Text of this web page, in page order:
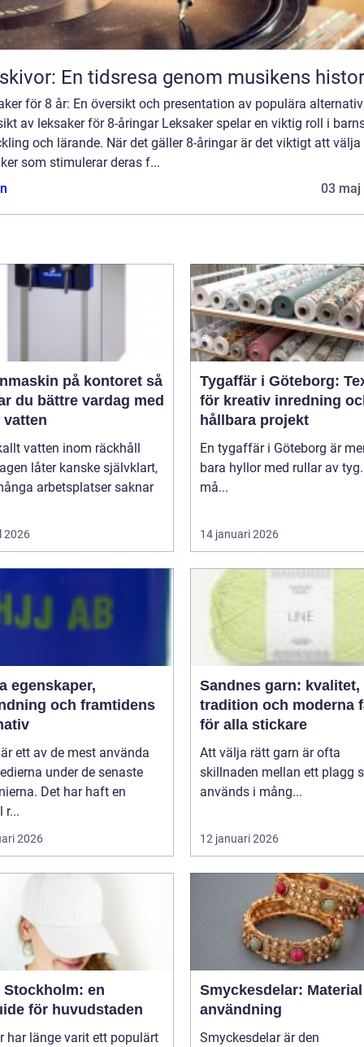
En tidsresa genom musikens
för 8 år: En översikt och presentation av populära alternativ
av leksaker för 8-åringar Leksaker spelar en viktig roll i
och lärande. När det gäller 8-åringar är det viktigt att välja
som stimulerar deras f...
03 maj
på kontoret så
du bättre vardag med
vatten inom räckhåll
låter kanske självklart,
arbetsplatser saknar
2026
Tygaffär i Göteborg:
för kreativ inredning
hållbara projekt
En tygaffär i Göteborg är
bara hyllor med rullar av
må...
14 januari 2026
och framtidens
ett av de mest använda
under de senaste
Det har haft en
r...
2026
Sandnes garn: kvalitet,
tradition och moderna
för alla stickare
Att välja rätt garn är ofta
skillnaden mellan ett plagg
används i mång...
12 januari 2026
Stockholm: en
för huvudstaden
har länge varit ett populärt
Smyckesdelar:
användning
Smyckesdelar är den